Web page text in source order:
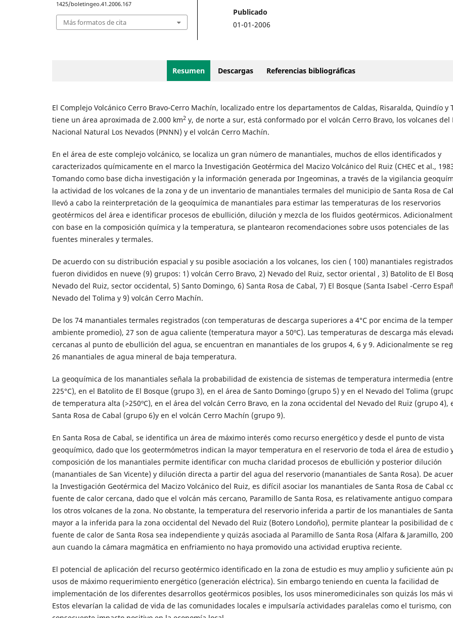
1425/boletingeo.41.2006.167
Más formatos de cita
Publicado
01-01-2006
Resumen Descargas Referencias bibliográficas
El Complejo Volcánico Cerro Bravo-Cerro Machín, localizado entre los departamentos de Caldas, Risaralda, Quindío y
tiene un área aproximada de 2.000 km2y, de norte a sur, está conformado por el volcán Cerro Bravo, los volcanes del
Nacional Natural Los Nevados (PNNN) y el volcán Cerro Machín.
En el área de este complejo volcánico, se localiza un gran número de manantiales, muchos de ellos identificados y
caracterizados químicamente en el marco la Investigación Geotérmica del Macizo Volcánico del Ruiz (CHEC et al.,
Tomando como base dicha investigación y la información generada por Ingeominas, a través de la vigilancia
la actividad de los volcanes de la zona y de un inventario de manantiales termales del municipio de Santa Rosa de
llevó a cabo la reinterpretación de la geoquímica de manantiales para estimar las temperaturas de los reservorios
geotérmicos del área e identificar procesos de ebullición, dilución y mezcla de los fluidos geotérmicos.
con base en la composición química y la temperatura, se plantearon recomendaciones sobre usos potenciales de las
fuentes minerales y termales.
De acuerdo con su distribución espacial y su posible asociación a los volcanes, los cien ( 100) manantiales
fueron divididos en nueve (9) grupos: 1) volcán Cerro Bravo, 2) Nevado del Ruiz, sector oriental , 3) Batolito de El
Nevado del Ruiz, sector occidental, 5) Santo Domingo, 6) Santa Rosa de Cabal, 7) El Bosque (Santa Isabel -Cerro
Nevado del Tolima y 9) volcán Cerro Machín.
De los 74 manantiales termales registrados (con temperaturas de descarga superiores a 4°C por encima de la
ambiente promedio), 27 son de agua caliente (temperatura mayor a 50ºC). Las temperaturas de descarga más
cercanas al punto de ebullición del agua, se encuentran en manantiales de los grupos 4, 6 y 9. Adicionalmente se
26 manantiales de agua mineral de baja temperatura.
La geoquímica de los manantiales señala la probabilidad de existencia de sistemas de temperatura intermedia
225°C), en el Batolito de El Bosque (grupo 3), en el área de Santo Domingo (grupo 5) y en el Nevado del Tolima
de temperatura alta (>250ºC), en el área del volcán Cerro Bravo, en la zona occidental del Nevado del Ruiz (grupo 4),
Santa Rosa de Cabal (grupo 6)y en el volcán Cerro Machín (grupo 9).
En Santa Rosa de Cabal, se identifica un área de máximo interés como recurso energético y desde el punto de vista
geoquímico, dado que los geotermómetros indican la mayor temperatura en el reservorio de toda el área de estudio
composición de los manantiales permite identificar con mucha claridad procesos de ebullición y posterior dilución
(manantiales de San Vicente) y dilución directa a partir del agua del reservorio (manantiales de Santa Rosa). De
la Investigación Geotérmica del Macizo Volcánico del Ruiz, es difícil asociar los manantiales de Santa Rosa de Cabal
fuente de calor cercana, dado que el volcán más cercano, Paramillo de Santa Rosa, es relativamente antiguo
los otros volcanes de la zona. No obstante, la temperatura del reservorio inferida a partir de los manantiales de Santa
mayor a la inferida para la zona occidental del Nevado del Ruiz (Botero Londoño), permite plantear la posibilidad de
fuente de calor de Santa Rosa sea independiente y quizás asociada al Paramillo de Santa Rosa (Alfara & Jaramillo,
aun cuando la cámara magmática en enfriamiento no haya promovido una actividad eruptiva reciente.
El potencial de aplicación del recurso geotérmico identificado en la zona de estudio es muy amplio y suficiente aún
usos de máximo requerimiento energético (generación eléctrica). Sin embargo teniendo en cuenta la facilidad de
implementación de los diferentes desarrollos geotérmicos posibles, los usos mineromedicinales son quizás los más
Estos elevarían la calidad de vida de las comunidades locales e impulsaría actividades paralelas como el turismo, con